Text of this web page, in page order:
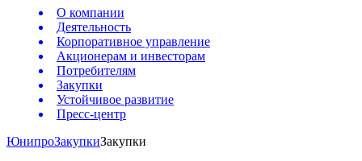
О компании
Деятельность
Корпоративное управление
Акционерам и инвесторам
Потребителям
Закупки
Устойчивое развитие
Пресс-центр
ЮнипроЗакупкиЗакупки